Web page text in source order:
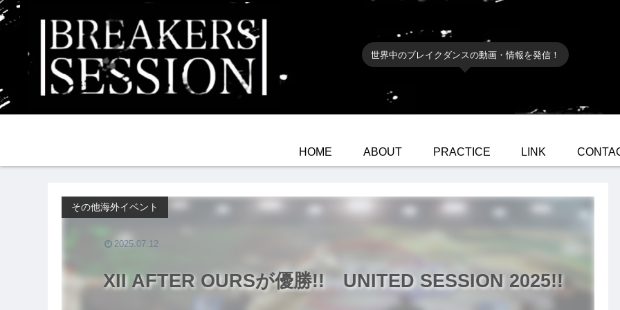
世界中のブレイクダンスの動画・情報を発信！
HOME ABOUT PRACTICE LINK
XII AFTER OURSが優勝!! UNITED SESSION 2025!!
その他海外イベント
2025.07.12